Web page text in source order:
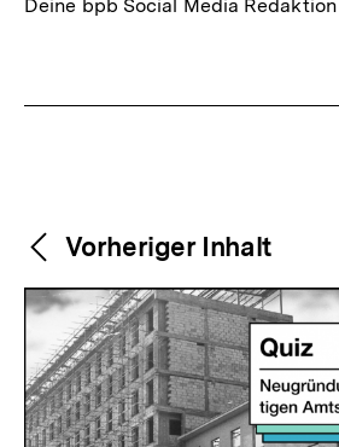
Deine bpb Social Media Redaktion
Weitere
Inhalte
Content-
Navigation
Vorheriger Inhalt